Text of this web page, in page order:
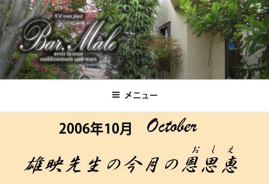
コ
ン
テ
ン
ツ
へBar.Male メニュー
2006年10月